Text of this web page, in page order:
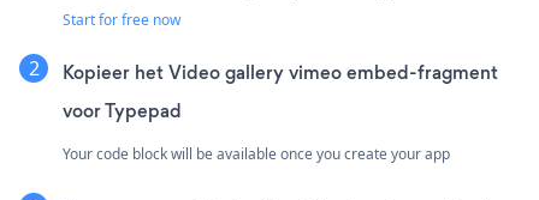
Start for free now
Kopieer het Video gallery vimeo embed-fragment
voor Typepad
Your code block will be available once you create your app